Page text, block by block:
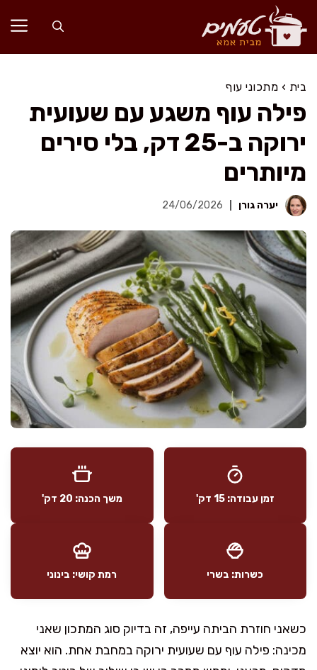
לדלג
לתוכן
בית › מתכוני עוף
פילה עוף משגע עם שעועית
ירוקה ב-25 דק, בלי סירים
מיותרים
יערה גורן 24/06/2026
זמן עבודה: 15 דק' משך הכנה: 20 דק'
כשרות: בשרי רמת קושי: בינוני
כשאני חוזרת הביתה עייפה, זה בדיוק סוג המתכון שאני
מכינה: פילה עוף עם שעועית ירוקה במחבת אחת. הוא יוצא